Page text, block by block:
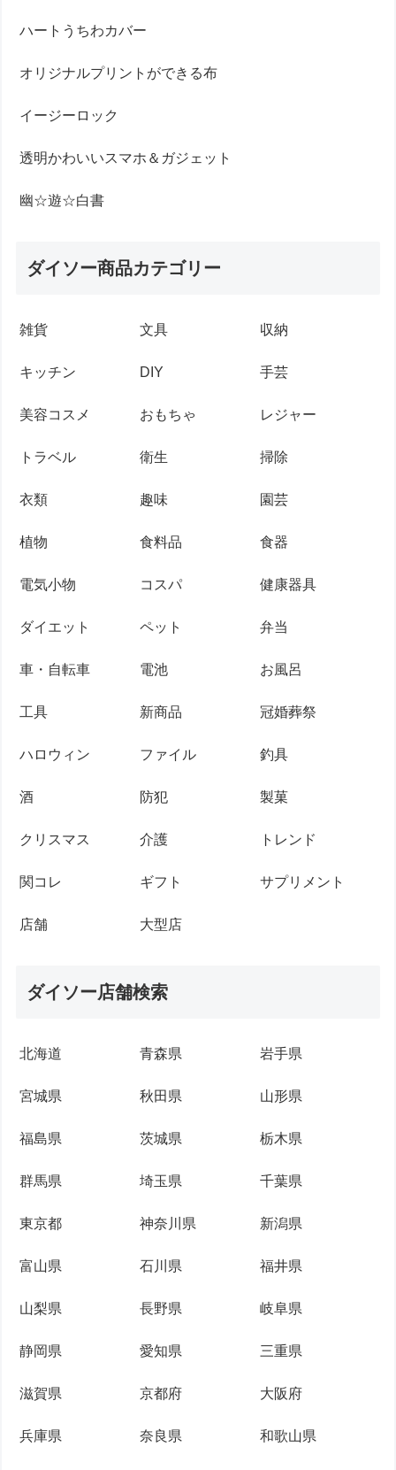
ハートうちわカバー
オリジナルプリントができる布
イージーロック
透明かわいいスマホ＆ガジェット
幽☆遊☆白書
ダイソー商品カテゴリー
雑貨 文具 収納
キッチン DIY 手芸
美容コスメ おもちゃ レジャー
トラベル 衛生 掃除
衣類 趣味 園芸
植物 食料品 食器
電気小物 コスパ 健康器具
ダイエット ペット 弁当
車・自転車 電池 お風呂
工具 新商品 冠婚葬祭
ハロウィン ファイル 釣具
酒 防犯 製菓
クリスマス 介護 トレンド
関コレ ギフト サプリメント
店舗 大型店
ダイソー店舗検索
北海道 青森県 岩手県
宮城県 秋田県 山形県
福島県 茨城県 栃木県
群馬県 埼玉県 千葉県
東京都 神奈川県 新潟県
富山県 石川県 福井県
山梨県 長野県 岐阜県
静岡県 愛知県 三重県
滋賀県 京都府 大阪府
兵庫県 奈良県 和歌山県